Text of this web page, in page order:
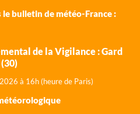
bulletin de météo-France :
de la Vigilance : Gard
(30)
6 à 16h (heure de Paris)